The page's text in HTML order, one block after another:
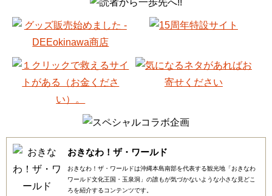
おきなわ！ザ・ワールド
おきなわ！ザ・ワールドは沖縄本島南部を代表する観光地「おきなわ
ワールド文化王国・玉泉洞」の誰もが気づかないような小さな見どこ
ろを紹介するコンテンツです。